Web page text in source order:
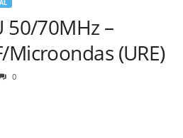
50/70MHz –
Microondas (URE)
0